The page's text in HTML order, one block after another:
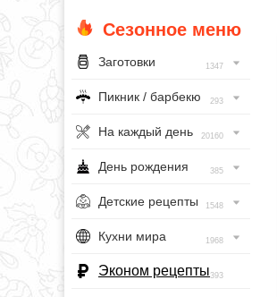
Сезонное меню
Заготовки 1347
Пикник / барбекю 293
На каждый день 20160
День рождения 385
Детские рецепты 1548
Кухни мира 1968
Эконом рецепты393